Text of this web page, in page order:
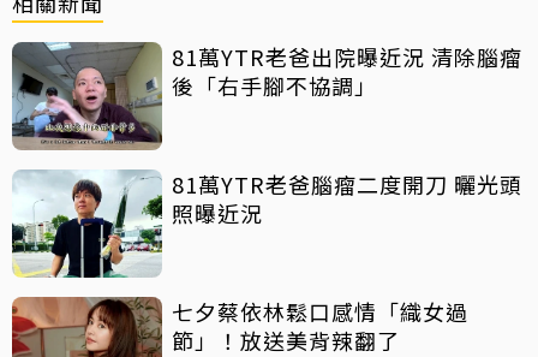
81萬YTR老爸出院曝近況 清除腦瘤
後「右手腳不協調」
81萬YTR老爸腦瘤二度開刀 曬光頭
照曝近況
七夕蔡依林鬆口感情「織女過
節」！放送美背辣翻了